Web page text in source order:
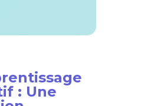
: Une